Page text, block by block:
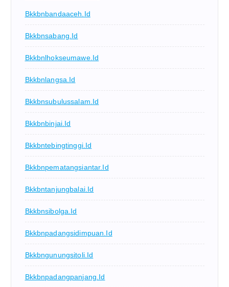
Bkkbnbandaaceh.id
Bkkbnsabang.id
Bkkbnlhokseumawe.id
Bkkbnlangsa.id
Bkkbnsubulussalam.id
Bkkbnbinjai.id
Bkkbntebingtinggi.id
Bkkbnpematangsiantar.id
Bkkbntanjungbalai.id
Bkkbnsibolga.id
Bkkbnpadangsidimpuan.id
Bkkbngunungsitoli.id
Bkkbnpadangpanjang.id